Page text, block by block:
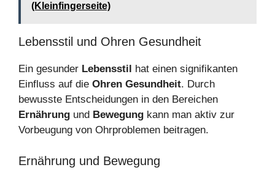
(Kleinfingerseite)
Lebensstil und Ohren Gesundheit
Ein gesunder Lebensstil
hat einen signifikan­ten
Einfluss auf die Ohren Gesundheit. Durch
bewusste Entscheidungen in den Bereichen
Ernährung und Bewegung kann man aktiv zur
Vorbeugung von Ohrproblemen beitragen.
Ernährung und Bewegung